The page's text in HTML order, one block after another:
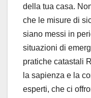
della tua casa.
che le misure di
siano messi in
situazioni di
pratiche catastali
la sapienza e la
esperti, che ci